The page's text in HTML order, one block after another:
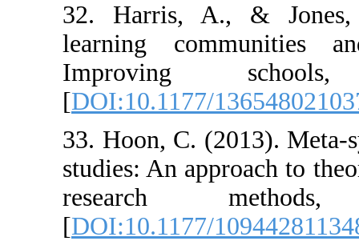
32. Harris,
learning
[DOI:10.1177/
33. Hoon, C.
studies: An
research
[DOI:10.1177/